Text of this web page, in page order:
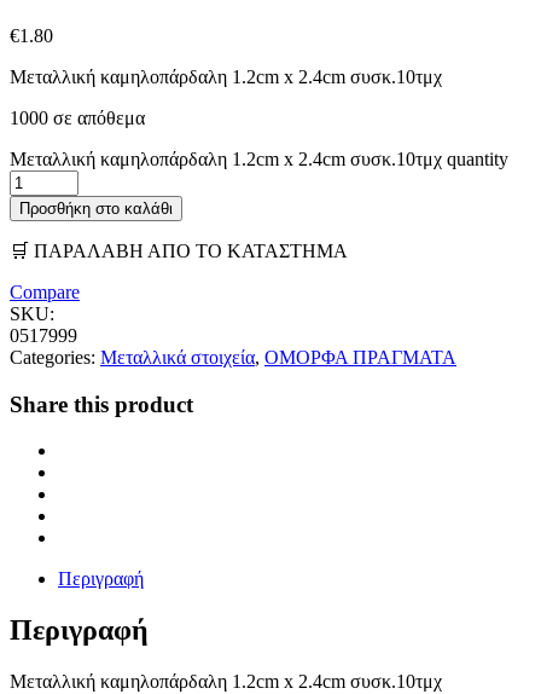
€1.80
Μεταλλική καμηλοπάρδαλη 1.2cm x 2.4cm συσκ.10τμχ
1000 σε απόθεμα
Μεταλλική καμηλοπάρδαλη 1.2cm x 2.4cm συσκ.10τμχ quantity
Προσθήκη στο καλάθι
🛒 ΠΑΡΑΛΑΒΗ ΑΠΟ ΤΟ ΚΑΤΑΣΤΗΜΑ
Compare
SKU:
0517999
Categories: Μεταλλικά στοιχεία, ΟΜΟΡΦΑ ΠΡΑΓΜΑΤΑ
Share this product
Περιγραφή
Περιγραφή
Μεταλλική καμηλοπάρδαλη 1.2cm x 2.4cm συσκ.10τμχ